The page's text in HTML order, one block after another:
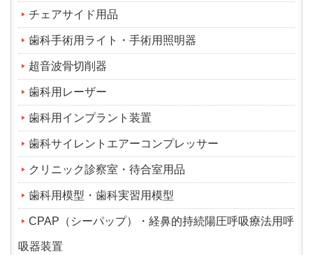
チェアサイド用品
歯科手術用ライト・手術用照明器
超音波骨切削器
歯科用レーザー
歯科用インプラント装置
歯科サイレントエアーコンプレッサー
クリニック診察室・待合室用品
歯科用模型・歯科実習用模型
CPAP（シーパップ）・経鼻的持続陽圧呼吸療法用呼
吸器装置